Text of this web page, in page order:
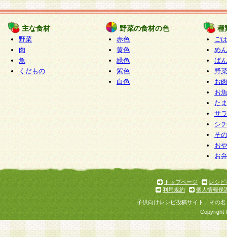
の当社による会員登録の承認が完了した時点で会
たものとみなされ、会員に対して適用されるもの
5.当社がお聞きする個人情報は、すべて会員登録
で提 供いただいたものと考えております。従っ
自らの個人情報の提供を希望されない場合には、
をお預かりいたしません が、提供されないこと
商品やサービス等をご利用いただけない場合があ
了承ください。
6.当社は、お客様から当社が保有している個人情
加・ 利用停止等を求められた場合には、ご本人
て確認できた場合に限り、法令に準拠して合理的
いただきます。なお、開示 請求等の請求先は個
ります。
1.会員とは、本規約等を承諾のうえ、当社所定の
了し、当社が承認した者、グループとします。な
が以下に該当する場合は会員登録をすることがで
主な食材
野菜
肉
魚
くだもの
野菜の食材の色
赤色
黄色
緑色
紫色
白色
種
ご
めん
ぱん
野
お
お
た
サ
シ
そ
お
お
トップページ
レシピ
利用規約
個人情報保
子供向けレシピ投稿サイト、その
Copyright